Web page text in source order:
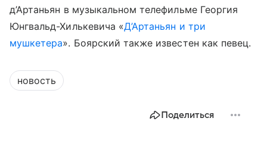
д’Артаньян в музыкальном телефильме Георгия
Юнгвальд-Хилькевича «Д’Артаньян и три
мушкетера». Боярский также известен как певец.
новость
Поделиться